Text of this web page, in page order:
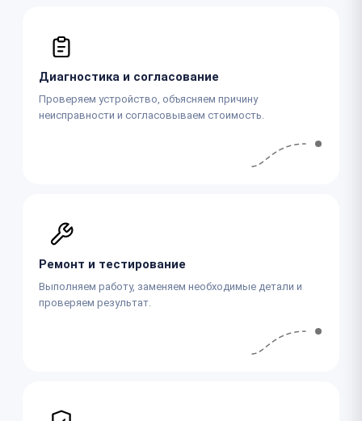
Диагностика и согласование
Проверяем устройство, объясняем причину
неисправности и согласовываем стоимость.
Ремонт и тестирование
Выполняем работу, заменяем необходимые детали и
проверяем результат.